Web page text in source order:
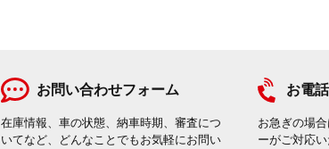
お問い合わせフォーム
在庫情報、車の状態、納車時期、審査につ
いてなど、どんなことでもお気軽にお問い
お電
お急ぎの場
ーがご対応い